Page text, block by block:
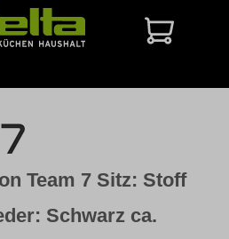
Team 7 Sitz: Stoff
Schwarz ca.